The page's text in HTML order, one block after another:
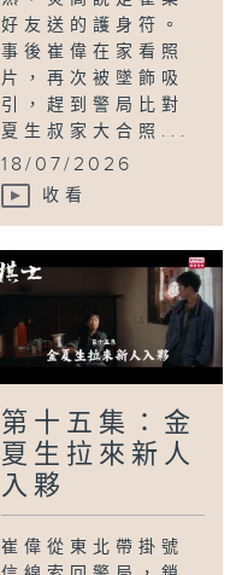
好友送的護身符。
事後崔偉在家看照
片，再次被墜飾吸
引，趕到警局比對
夏生叔家大合照...
18/07/2026
收看
第十五集：金
夏生拉來新人
入夥
崔偉從東北帶掛號